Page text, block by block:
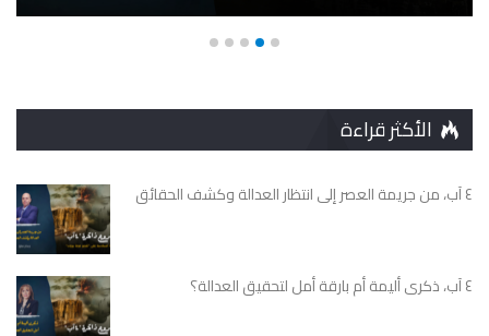
الأكثر قراءة
٤ آب، من جريمة العصر إلى انتظار العدالة وكشف الحقائق
٤ آب، ذكرى أليمة أم بارقة أمل لتحقيق العدالة؟